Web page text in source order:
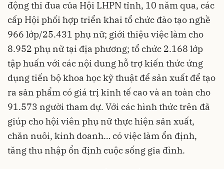
động thi đua của Hội LHPN tỉnh, 10 năm qua, các
cấp Hội phối hợp triển khai tổ chức đào tạo nghề
966 lớp/25.431 phụ nữ; giới thiệu việc làm cho
8.952 phụ nữ tại địa phương; tổ chức 2.168 lớp
tập huấn với các nội dung hỗ trợ kiến thức ứng
dụng tiến bộ khoa học kỹ thuật để sản xuất để tạo
ra sản phẩm có giá trị kinh tế cao và an toàn cho
91.573 người tham dự. Với các hình thức trên đã
giúp cho hội viên phụ nữ thực hiện sản xuất,
chăn nuôi, kinh doanh… có việc làm ổn định,
tăng thu nhập ổn định cuộc sống gia đình.